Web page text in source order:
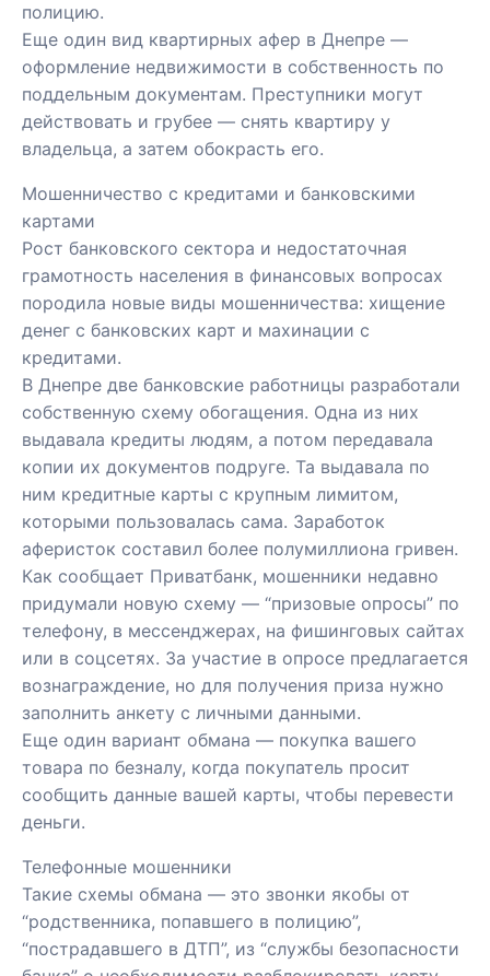
полицию.
Еще один вид квартирных афер в Днепре —
оформление недвижимости в собственность по
поддельным документам. Преступники могут
действовать и грубее — снять квартиру у
владельца, а затем обокрасть его.
Мошенничество с кредитами и банковскими
картами
Рост банковского сектора и недостаточная
грамотность населения в финансовых вопросах
породила новые виды мошенничества: хищение
денег с банковских карт и махинации с
кредитами.
В Днепре две банковские работницы разработали
собственную схему обогащения. Одна из них
выдавала кредиты людям, а потом передавала
копии их документов подруге. Та выдавала по
ним кредитные карты с крупным лимитом,
которыми пользовалась сама. Заработок
аферисток составил более полумиллиона гривен.
Как сообщает Приватбанк, мошенники недавно
придумали новую схему — “призовые опросы” по
телефону, в мессенджерах, на фишинговых сайтах
или в соцсетях. За участие в опросе предлагается
вознаграждение, но для получения приза нужно
заполнить анкету с личными данными.
Еще один вариант обмана — покупка вашего
товара по безналу, когда покупатель просит
сообщить данные вашей карты, чтобы перевести
деньги.
Телефонные мошенники
Такие схемы обмана — это звонки якобы от
“родственника, попавшего в полицию”,
“пострадавшего в ДТП”, из “службы безопасности